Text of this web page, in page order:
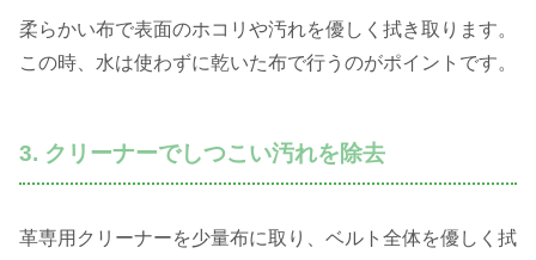
柔らかい布で表面のホコリや汚れを優しく拭き取ります。
この時、水は使わずに乾いた布で行うのがポイントです。
3. クリーナーでしつこい汚れを除去
革専用クリーナーを少量布に取り、ベルト全体を優しく拭